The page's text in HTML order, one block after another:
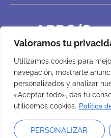
Valoramos tu
Utilizamos cookies para
navegación, mostrarte
personalizados y analizar
«Aceptar todo», das tu
utilicemos cookies. Política
PERSONALIZAR